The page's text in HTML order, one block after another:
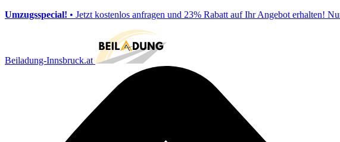
Umzugsspecial! • Jetzt kostenlos anfragen und 23% Rabatt auf Ihr Angebot erhalten!
Beiladung-Innsbruck.at